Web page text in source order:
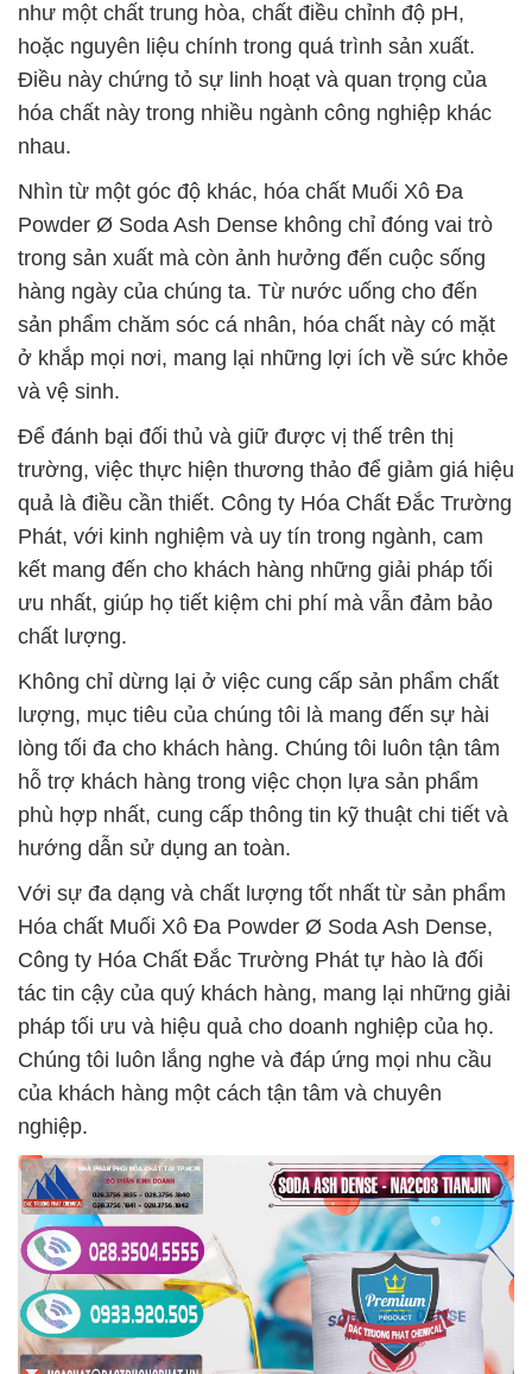
như một chất trung hòa, chất điều chỉnh độ pH,
hoặc nguyên liệu chính trong quá trình sản xuất.
Điều này chứng tỏ sự linh hoạt và quan trọng của
hóa chất này trong nhiều ngành công nghiệp khác
nhau.
Nhìn từ một góc độ khác, hóa chất Muối Xô Đa
Powder Ø Soda Ash Dense không chỉ đóng vai trò
trong sản xuất mà còn ảnh hưởng đến cuộc sống
hàng ngày của chúng ta. Từ nước uống cho đến
sản phẩm chăm sóc cá nhân, hóa chất này có mặt
ở khắp mọi nơi, mang lại những lợi ích về sức khỏe
và vệ sinh.
Để đánh bại đối thủ và giữ được vị thế trên thị
trường, việc thực hiện thương thảo để giảm giá hiệu
quả là điều cần thiết. Công ty Hóa Chất Đắc Trường
Phát, với kinh nghiệm và uy tín trong ngành, cam
kết mang đến cho khách hàng những giải pháp tối
ưu nhất, giúp họ tiết kiệm chi phí mà vẫn đảm bảo
chất lượng.
Không chỉ dừng lại ở việc cung cấp sản phẩm chất
lượng, mục tiêu của chúng tôi là mang đến sự hài
lòng tối đa cho khách hàng. Chúng tôi luôn tận tâm
hỗ trợ khách hàng trong việc chọn lựa sản phẩm
phù hợp nhất, cung cấp thông tin kỹ thuật chi tiết và
hướng dẫn sử dụng an toàn.
Với sự đa dạng và chất lượng tốt nhất từ sản phẩm
Hóa chất Muối Xô Đa Powder Ø Soda Ash Dense,
Công ty Hóa Chất Đắc Trường Phát tự hào là đối
tác tin cậy của quý khách hàng, mang lại những giải
pháp tối ưu và hiệu quả cho doanh nghiệp của họ.
Chúng tôi luôn lắng nghe và đáp ứng mọi nhu cầu
của khách hàng một cách tận tâm và chuyên
nghiệp.